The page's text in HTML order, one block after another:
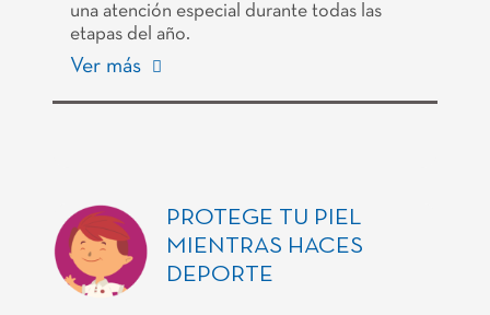
una atención especial durante todas las
etapas del año.
Ver más
PROTEGE TU PIEL
MIENTRAS HACES
DEPORTE